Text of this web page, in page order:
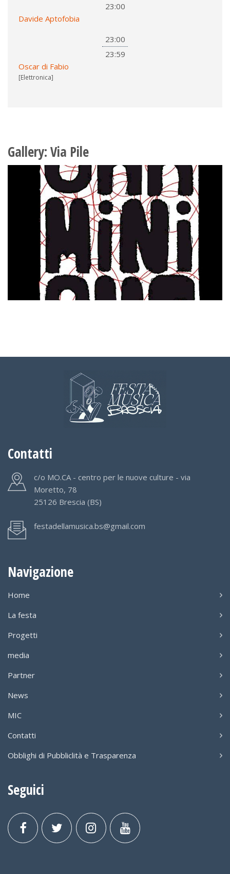
23:00
Davide Aptofobia
23:00
23:59
Oscar di Fabio
[Elettronica]
Gallery: Via Pile
Contatti
c/o MO.CA - centro per le nuove culture - via
Moretto, 78
25126 Brescia (BS)
festadellamusica.bs@gmail.com
Navigazione
Home
La festa
Progetti
media
Partner
News
MIC
Contatti
Obblighi di Pubbliclità e Trasparenza
Seguici